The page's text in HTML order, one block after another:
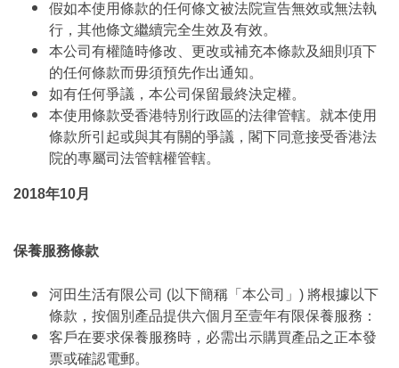
假如本使用條款的任何條文被法院宣告無效或無法執
行，其他條文繼續完全生效及有效。
本公司有權隨時修改、更改或補充本條款及細則項下
的任何條款而毋須預先作出通知。
如有任何爭議，本公司保留最終決定權。
本使用條款受香港特別行政區的法律管轄。就本使用
條款所引起或與其有關的爭議，閣下同意接受香港法
院的專屬司法管轄權管轄。
2018年10月
保養服務條款
河田生活有限公司 (以下簡稱「本公司」) 將根據以下
條款，按個別產品提供六個月至壹年有限保養服務：
客戶在要求保養服務時，必需出示購買產品之正本發
票或確認電郵。